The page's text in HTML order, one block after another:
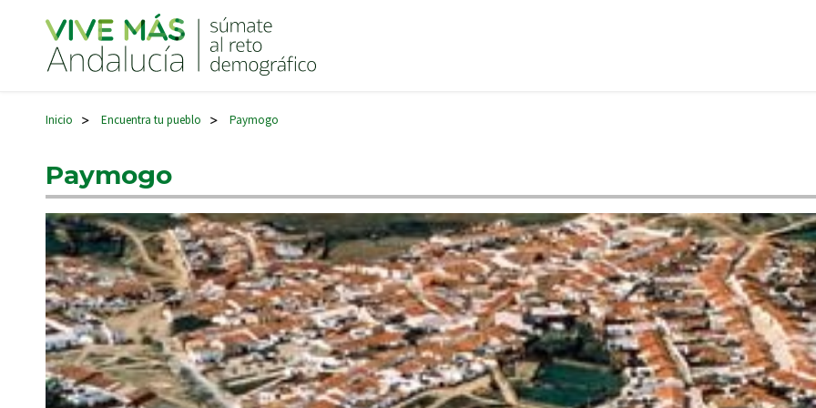
Navegación principal
Inicio > Encuentra tu pueblo > Paymogo
Paymogo